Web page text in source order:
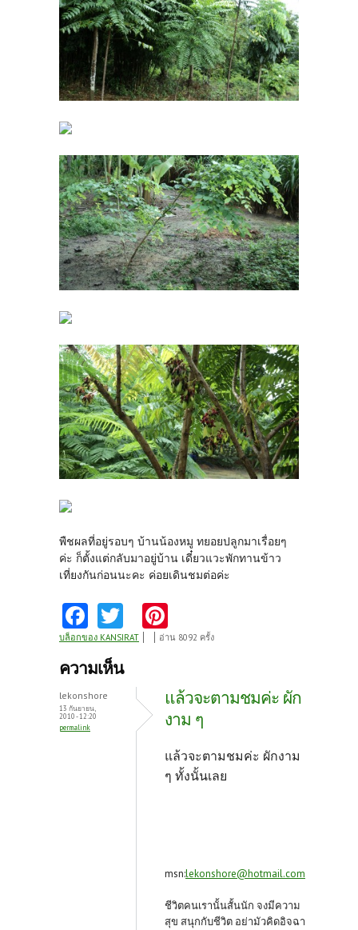
พืชผลที่อยู่รอบๆ บ้านน้องหมู ทยอยปลูกมาเรื่อยๆ
ค่ะ ก็ตั้งแต่กลับมาอยู่บ้าน เดี๋ยวแวะพักทานข้าว
เที่ยงกันก่อนนะคะ ค่อยเดินชมต่อค่ะ
Fa
ce
b
o
o
k
w
itt
er
nt
es
t
บล็อกของ KANSIRAT อ่าน 8092 ครั้ง
ความเห็น
lekonshore
13 กันยายน,
2010 - 12:20
permalink
แล้วจะตามชมค่ะ ผัก
งาม ๆ
แล้วจะตามชมค่ะ ผักงาม
ๆ ทั้งนั้นเลย
msn:lekonshore@hotmail.com
ชีวิตคนเรานั้นสั้นนัก จงมีความ
สุข สนุกกับชีวิต อย่ามัวคิดอิจฉา